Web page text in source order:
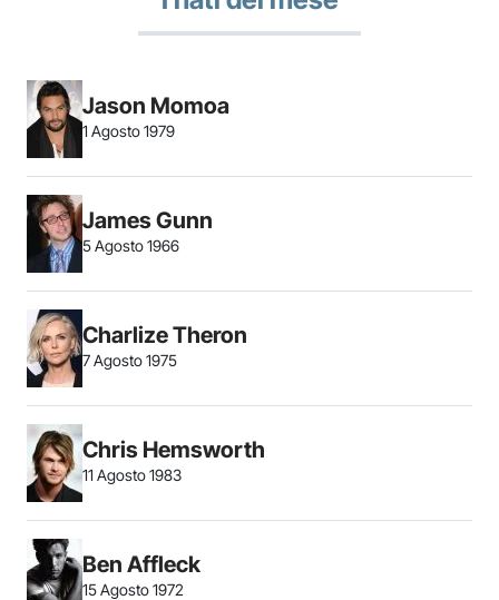
Jason Momoa
1 Agosto 1979
James Gunn
5 Agosto 1966
Charlize Theron
7 Agosto 1975
Chris Hemsworth
11 Agosto 1983
Ben Affleck
15 Agosto 1972